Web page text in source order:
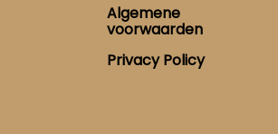
Footer
Algemene
voorwaarden
Privacy Policy